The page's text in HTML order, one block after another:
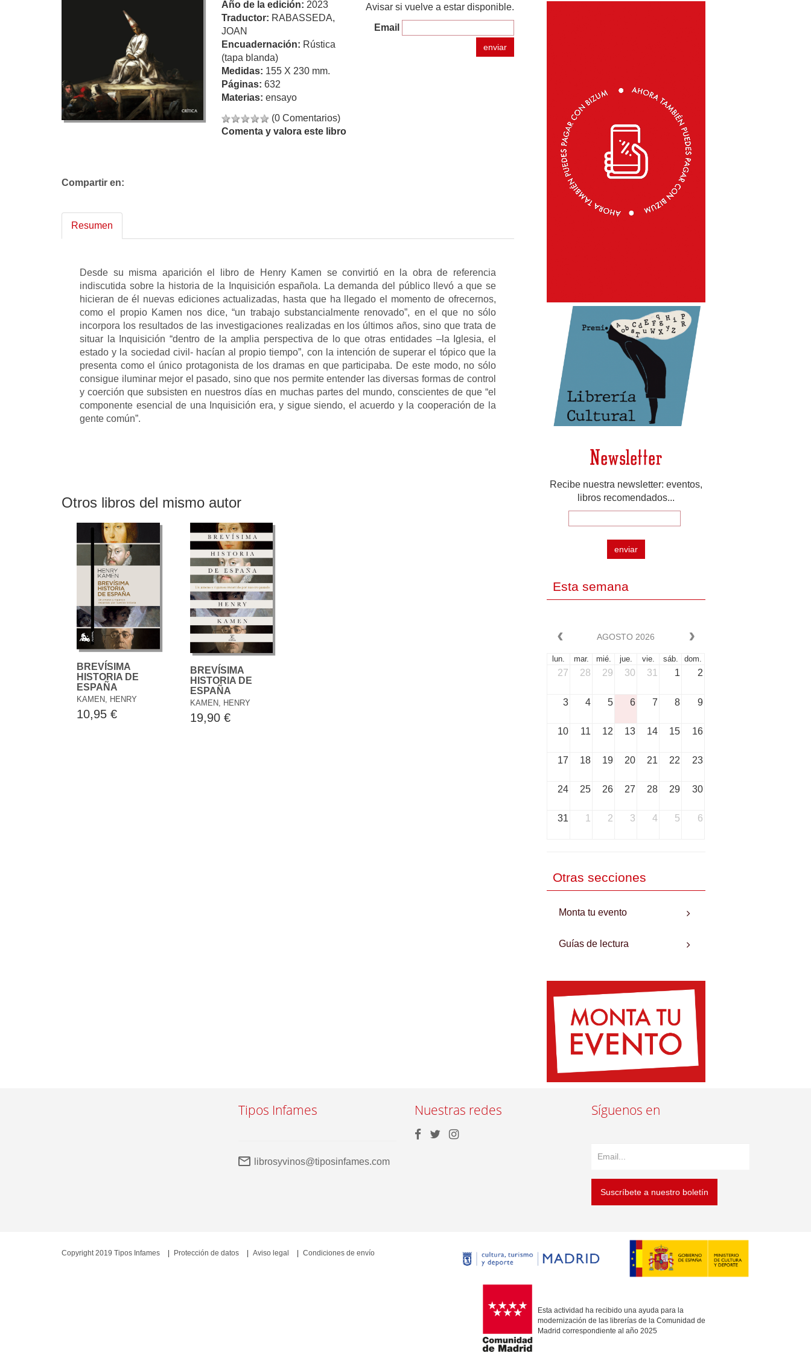
Año de la edición: 2023
Traductor: RABASSEDA,
JOAN
Encuadernación: Rústica
(tapa blanda)
Medidas: 155 X 230 mm.
Páginas: 632
Materias: ensayo
(0 Comentarios)
Comenta y valora este libro
Avisar si vuelve a estar disponible.
Email
enviar
Compartir en:
Resumen
Desde su misma aparición el libro de Henry Kamen se convirtió en la obra de referencia
indiscutida sobre la historia de la Inquisición española. La demanda del público llevó a que se
hicieran de él nuevas ediciones actualizadas, hasta que ha llegado el momento de ofrecernos,
como el propio Kamen nos dice, “un trabajo substancialmente renovado”, en el que no sólo
incorpora los resultados de las investigaciones realizadas en los últimos años, sino que trata de
situar la Inquisición “dentro de la amplia perspectiva de lo que otras entidades –la Iglesia, el
estado y la sociedad civil- hacían al propio tiempo”, con la intención de superar el tópico que la
presenta como el único protagonista de los dramas en que participaba. De este modo, no sólo
consigue iluminar mejor el pasado, sino que nos permite entender las diversas formas de control
y coerción que subsisten en nuestros días en muchas partes del mundo, conscientes de que “el
componente esencial de una Inquisición era, y sigue siendo, el acuerdo y la cooperación de la
gente común”.
Otros libros del mismo autor
BREVÍSIMA
HISTORIA DE
ESPAÑA
KAMEN, HENRY
10,95 €
BREVÍSIMA
HISTORIA DE
ESPAÑA
KAMEN, HENRY
19,90 €
Newsletter
Recibe nuestra newsletter: eventos,
libros recomendados...
enviar
Esta semana
AGOSTO 2026
lun. mar. mié. jue. vie. sáb. dom.
27 28 29 30 31 1 2
3 4 5 6 7 8 9
10 11 12 13 14 15 16
17 18 19 20 21 22 23
24 25 26 27 28 29 30
31 1 2 3 4 5 6
Otras secciones
Monta tu evento
Guías de lectura
Tipos Infames
librosyvinos@tiposinfames.com
Nuestras redes Síguenos en
Suscríbete a nuestro boletín
Esta actividad ha recibido una ayuda para la
modernización de las librerías de la Comunidad de
Madrid correspondiente al año 2025
Copyright 2019 Tipos Infames Protección de datos Aviso legal Condiciones de envío